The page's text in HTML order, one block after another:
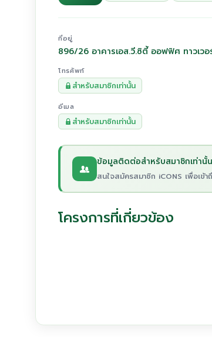
ที่อยู่
896/26 อาคารเอส.วี.ซิตี้ ออฟฟิศ ทาวเว
โทรศัพท์
สำหรับสมาชิกเท่านั้น
อีเมล
สำหรับสมาชิกเท่านั้น
ข้อมูลติดต่อสำหรับสมาชิกเท่านั้น
สนใจสมัครสมาชิก iCONS เพื่อเข้า
โครงการที่เกี่ยวข้อง